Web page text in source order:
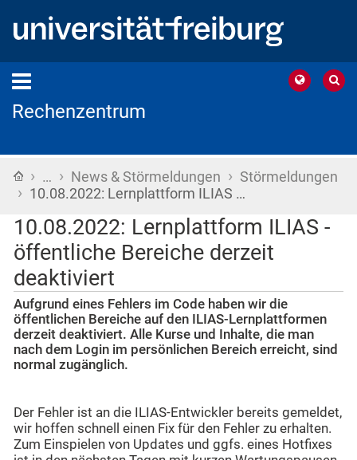
Rechenzentrum
Startseite
› … › News & Störmeldungen › Störmeldungen
› 10.08.2022: Lernplattform ILIAS …
10.08.2022: Lernplattform ILIAS -
öffentliche Bereiche derzeit
deaktiviert
Aufgrund eines Fehlers im Code haben wir die
öffentlichen Bereiche auf den ILIAS-Lernplattformen
derzeit deaktiviert. Alle Kurse und Inhalte, die man
nach dem Login im persönlichen Bereich erreicht, sind
normal zugänglich.
Der Fehler ist an die ILIAS-Entwickler bereits gemeldet,
wir hoffen schnell einen Fix für den Fehler zu erhalten.
Zum Einspielen von Updates und ggfs. eines Hotfixes